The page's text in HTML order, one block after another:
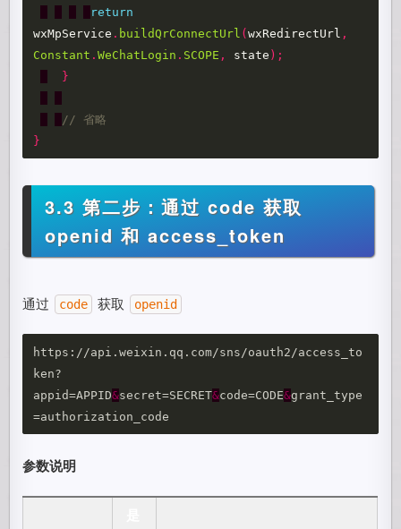
return
wxMpService . buildQrConnectUrl (wxRedirectUrl ,
Constant .WeChatLogin . SCOPE , state );
}
// 省略
}
3.3 第二步：通过 code 获取
openid 和 access_token
通过 code 获取 openid
https://api.weixin.qq.com/sns/oauth2/access_to
ken?
appid=APPID&secret=SECRET&code=CODE&grant_type
参数说明